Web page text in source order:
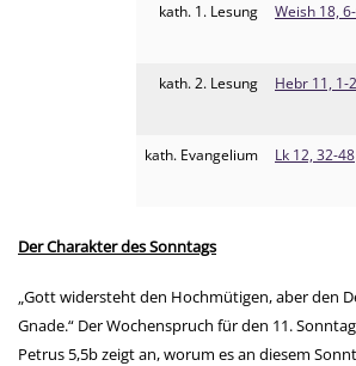
kath. 1. Lesung
kath. 2. Lesung
kath. Evangelium
Weish 18,
Hebr 11, 1-
Lk 12, 32-48
Der Charakter des Sonntags
„Gott widersteht den Hochmütigen, aber den
Gnade.“ Der Wochenspruch für den 11.
Petrus 5,5b zeigt an, worum es an diesem